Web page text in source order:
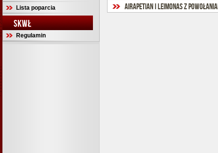
Lista poparcia
SKWŁ
Regulamin
Airapetian i Leimonas z